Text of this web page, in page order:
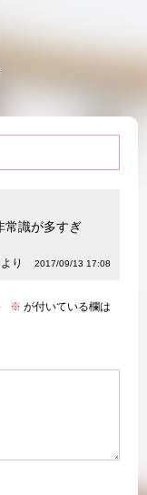
常識が多すぎ
り 2017/09/13 17:08
※ が付いている欄は